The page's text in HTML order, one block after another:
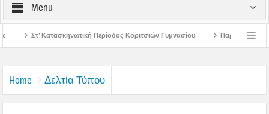
Menu
Περίοδος Κοριτσιών Γυμνασίου Παρακλήσεις πρώτης εβδομάδος
Home Δελτία Τύπου